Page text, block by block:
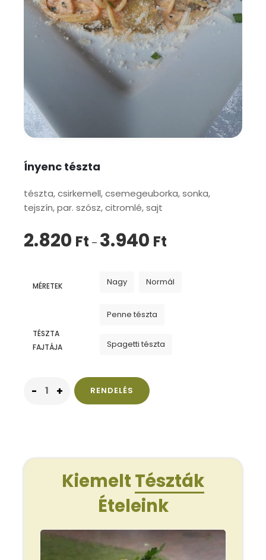
Ínyenc tészta
tészta, csirkemell, csemegeuborka, sonka,
tejszín, par. szósz, citromlé, sajt
2.820 Ft – 3.940 Ft
MÉRETEK Nagy Normál
TÉSZTA
FAJTÁJA
Penne tészta
Spagetti tészta
RENDELÉS
Kiemelt Tészták
Ételeink